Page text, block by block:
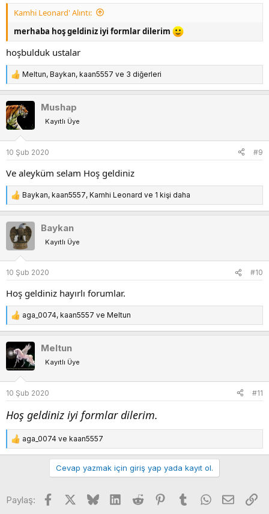
Kamhi Leonard' Alıntı:
merhaba hoş geldiniz iyi formlar dilerim
hoşbulduk ustalar
T
e
p
k
i
l
e
r
Meltun, Baykan, kaan5557 ve 3 diğerleri
Mushap
Kayıtlı Üye
10 Şub 2020 #9
Ve aleyküm selam Hoş geldiniz
T
e
p
k
i
l
e
r
Baykan, kaan5557, Kamhi Leonard ve 1 kişi daha
Baykan
Kayıtlı Üye
10 Şub 2020 #10
Hoş geldiniz hayırlı forumlar.
T
e
p
k
l
e
r
aga_0074, kaan5557 ve Meltun
Meltun
Kayıtlı Üye
10 Şub 2020 #11
Hoş geldiniz iyi formlar dilerim.
T
e
l
aga_0074 ve kaan5557
Cevap yazmak için giriş yap yada kayıt ol.
Paylaş: Facebook BlueskyLinkedIn
Reddit PinterestTumblrWhatsApp
E-posta